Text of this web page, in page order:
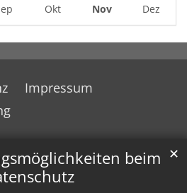
beim ✕
Okt Nov Dez
Impressum